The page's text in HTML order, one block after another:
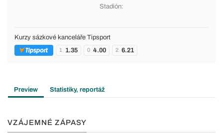
Stadión:
Kurzy sázkové kanceláře Tipsport
1 1.35 0 4.00 2 6.21
Preview Statistiky, reportáž
VZÁJEMNÉ ZÁPASY